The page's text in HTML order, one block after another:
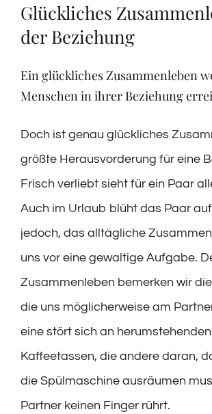
Glückliches
der Beziehung
Ein glückliches Zusammenleben
Menschen in ihrer Beziehung
Doch ist genau glückliches
größte Herausvorderung für eine
Frisch verliebt sieht für ein Paar
Auch im Urlaub blüht das Paar
jedoch, das alltägliche
uns vor eine gewaltige Aufgabe.
Zusammenleben bemerken wir
die uns möglicherweise am
eine stört sich an herumstehenden
Kaffeetassen, die andere daran,
die Spülmaschine ausräumen
Partner keinen Finger rührt.